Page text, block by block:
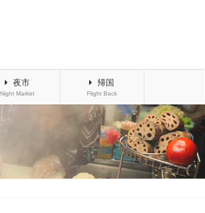
夜市
Night Market
帰国
Flight Back